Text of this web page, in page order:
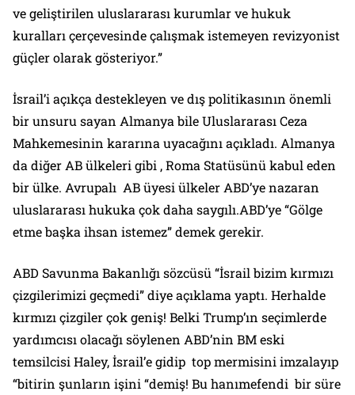
ve geliştirilen uluslararası kurumlar ve hukuk
kuralları çerçevesinde çalışmak istemeyen revizyonist
güçler olarak gösteriyor.”
İsrail’i açıkça destekleyen ve dış politikasının önemli
bir unsuru sayan Almanya bile Uluslararası Ceza
Mahkemesinin kararına uyacağını açıkladı. Almanya
da diğer AB ülkeleri gibi , Roma Statüsünü kabul eden
bir ülke. Avrupalı AB üyesi ülkeler ABD’ye nazaran
uluslararası hukuka çok daha saygılı.ABD’ye “Gölge
etme başka ihsan istemez” demek gerekir.
ABD Savunma Bakanlığı sözcüsü “İsrail bizim kırmızı
çizgilerimizi geçmedi” diye açıklama yaptı. Herhalde
kırmızı çizgiler çok geniş! Belki Trump’ın seçimlerde
yardımcısı olacağı söylenen ABD’nin BM eski
temsilcisi Haley, İsrail’e gidip top mermisini imzalayıp
“bitirin şunların işini “demiş! Bu hanımefendi bir süre